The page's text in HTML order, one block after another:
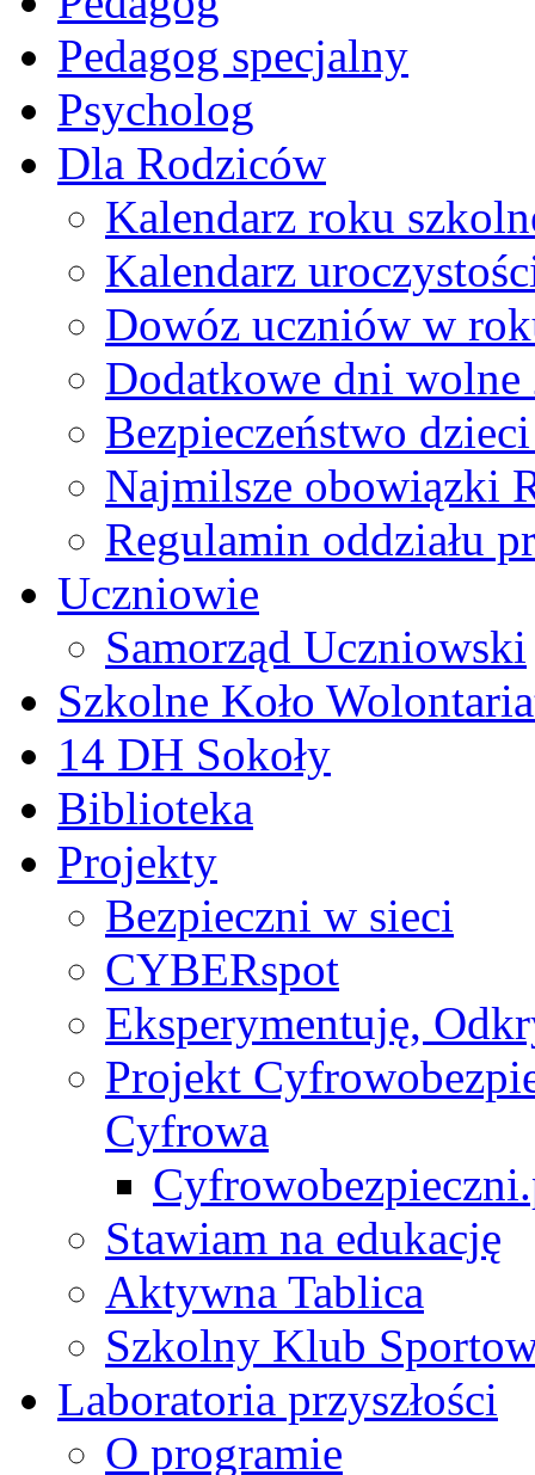
Pedagog specjalny
Psycholog
Dla Rodziców
Kalendarz roku
Kalendarz
Dowóz uczniów w
Dodatkowe dni wolne
Bezpieczeństwo
Najmilsze obowiązki
Regulamin oddziału
Uczniowie
Samorząd Uczniowski
Szkolne Koło
14 DH Sokoły
Biblioteka
Projekty
Bezpieczni w sieci
CYBERspot
Eksperymentuję,
Projekt
Cyfrowa
Stawiam na edukację
Aktywna Tablica
Szkolny Klub
Laboratoria przyszłości
O programie